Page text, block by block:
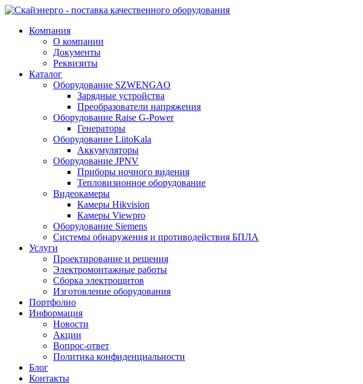
Компания
О компании
Документы
Реквизиты
Каталог
Оборудование SZWENGAO
Зарядные устройства
Преобразователи напряжения
Оборудование Raise G-Power
Генераторы
Оборудование LiitoKala
Аккумуляторы
Оборудование JPNV
Приборы ночного видения
Тепловизионное оборудование
Видеокамеры
Камеры Hikvision
Камеры Viewpro
Оборудование Siemens
Системы обнаружения и противодействия БПЛА
Услуги
Проектирование и решения
Электромонтажные работы
Сборка электрощитов
Изготовление оборудования
Портфолио
Информация
Новости
Акции
Вопрос-ответ
Политика конфиденциальности
Блог
Контакты